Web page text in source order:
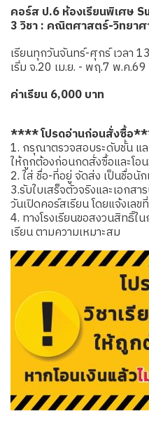
คอร์ส ป.6 ห้องเรียนพิเศษ
3 วิชา : คณิตศาสตร์-วิทยา
เรียนทุกวันจันทร์-ศุกร์ เวลา
เริ่ม จ.20 เม.ย. - พฤ.7 พ.ค
ค่าเรียน 6,000 บาท
**** โปรดอ่านก่อนสั่งซื้อ
1. กรุณาตรวจสอบระดับชั้น แล
ให้ถูกต้องก่อนกดสั่งซื้อและโอน
2. ใส่ ชื่อ-ที่อยู่ จัดส่ง เป็นชื่อนั
3.รับใบเสร็จตัวจริงและเอกสา
วันเปิดคอร์สเรียน โดยแจ้งเล
4. ทางโรงเรียนขอสงวนสิทธิ์ใ
เรียน ตามความเหมาะสม